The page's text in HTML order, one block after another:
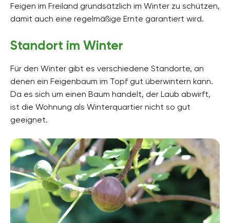
Feigen im Freiland grundsätzlich im Winter zu schützen,
damit auch eine regelmäßige Ernte garantiert wird.
Standort im Winter
Für den Winter gibt es verschiedene Standorte, an
denen ein Feigenbaum im Topf gut überwintern kann.
Da es sich um einen Baum handelt, der Laub abwirft,
ist die Wohnung als Winterquartier nicht so gut
geeignet.